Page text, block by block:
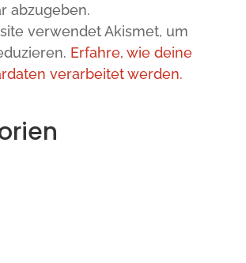
abzugeben.
verwendet Akismet, um
Erfahre, wie deine
verarbeitet werden.